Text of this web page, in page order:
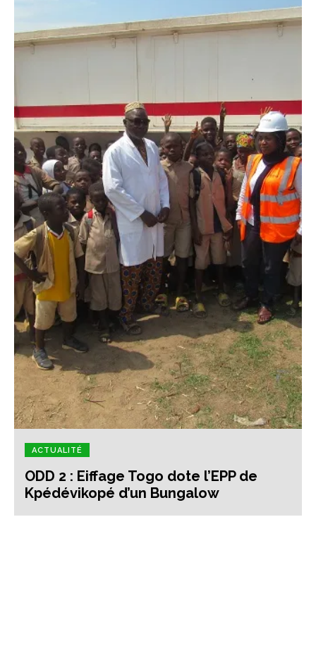
ACTUALITÉ
ODD 2 : Eiffage Togo dote l’EPP de
Kpédévikopé d’un Bungalow